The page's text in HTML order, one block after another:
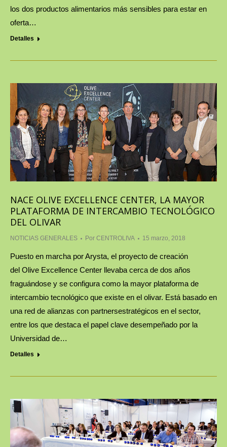
los dos productos alimentarios más sensibles para estar en
oferta…
Detalles
NACE OLIVE EXCELLENCE CENTER, LA MAYOR
PLATAFORMA DE INTERCAMBIO TECNOLÓGICO
DEL OLIVAR
NOTICIAS GENERALES Por CENTROLIVA 15 marzo, 2018
Puesto en marcha por Arysta, el proyecto de creación
del Olive Excellence Center llevaba cerca de dos años
fraguándose y se configura como la mayor plataforma de
intercambio tecnológico que existe en el olivar. Está basado en
una red de alianzas con partnersestratégicos en el sector,
entre los que destaca el papel clave desempeñado por la
Universidad de…
Detalles